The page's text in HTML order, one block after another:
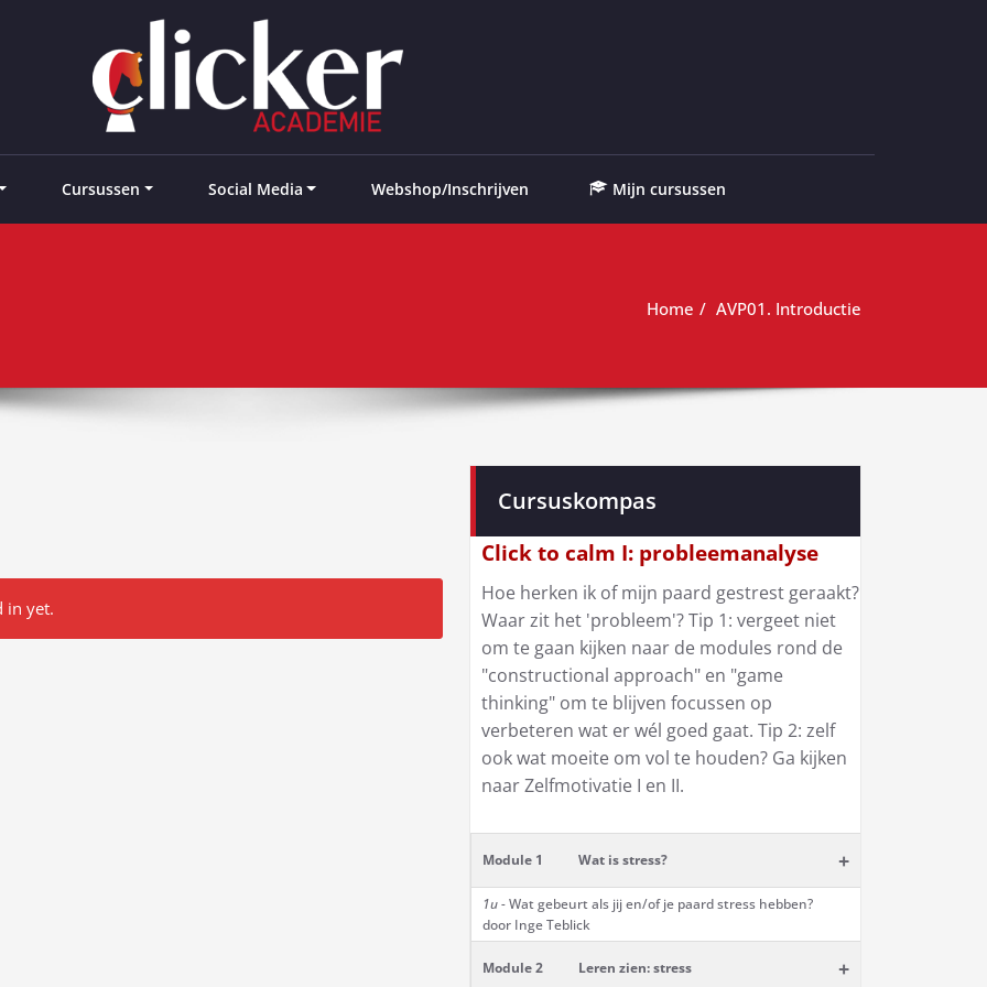
Cursussen Social Media Webshop/Inschrijven Mijn cursussen
Home AVP01. Introductie
in yet.
Cursuskompas
Click to calm I: probleemanalyse
Hoe herken ik of mijn paard gestrest geraakt?
Waar zit het 'probleem'? Tip 1: vergeet niet
om te gaan kijken naar de modules rond de
"constructional approach" en "game
thinking" om te blijven focussen op
verbeteren wat er wél goed gaat. Tip 2: zelf
ook wat moeite om vol te houden? Ga kijken
naar Zelfmotivatie I en II.
Module 1 Wat is stress? +
1u -Wat gebeurt als jij en/of je paard stress hebben?
door Inge Teblick
Module 2 Leren zien: stress +